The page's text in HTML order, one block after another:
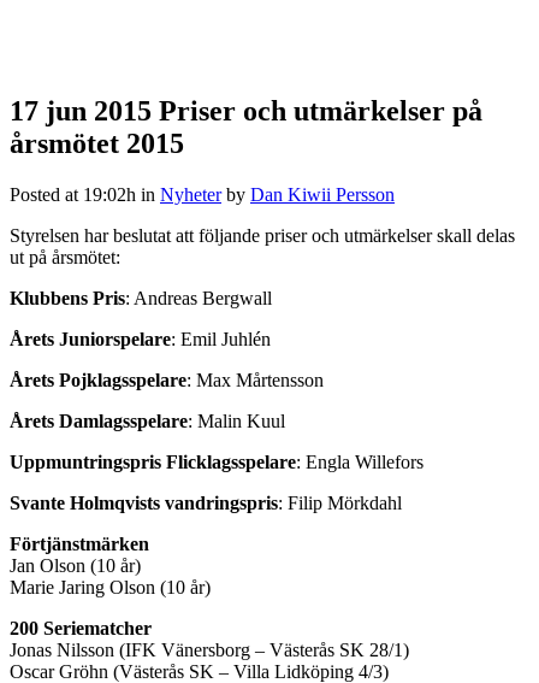
17 jun 2015 Priser och utmärkelser på
årsmötet 2015
Posted at 19:02h in Nyheter by Dan Kiwii Persson
Styrelsen har beslutat att följande priser och utmärkelser skall delas
ut på årsmötet:
Klubbens Pris: Andreas Bergwall
Årets Juniorspelare: Emil Juhlén
Årets Pojklagsspelare: Max Mårtensson
Årets Damlagsspelare: Malin Kuul
Uppmuntringspris Flicklagsspelare: Engla Willefors
Svante Holmqvists vandringspris: Filip Mörkdahl
Förtjänstmärken
Jan Olson (10 år)
Marie Jaring Olson (10 år)
200 Seriematcher
Jonas Nilsson (IFK Vänersborg – Västerås SK 28/1)
Oscar Gröhn (Västerås SK – Villa Lidköping 4/3)